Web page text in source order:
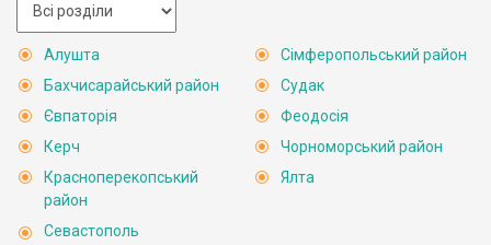
Алушта
Бахчисарайський район
Євпаторія
Керч
Красноперекопський
район
Севастополь
Сімферопольський район
Судак
Феодосія
Чорноморський район
Ялта